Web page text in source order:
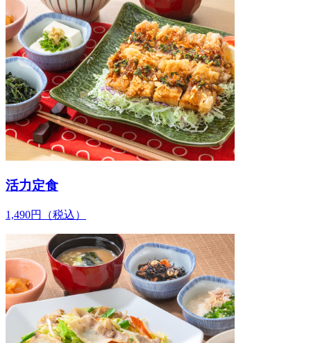
活力定食
1,490円 （税込）